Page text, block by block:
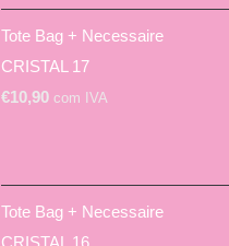
Tote Bag + Necessaire
CRISTAL 17
€10,90 com IVA
Tote Bag + Necessaire
CRISTAL 16